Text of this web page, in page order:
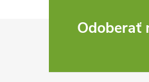
Odoberať